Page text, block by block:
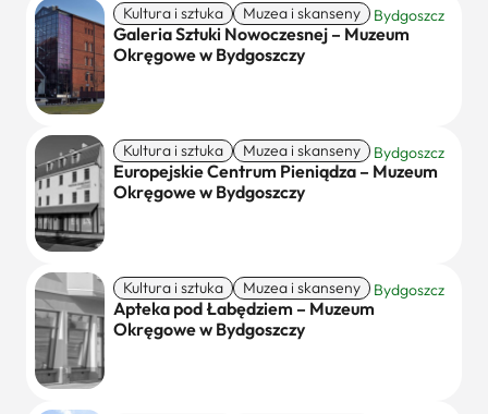
Kultura i sztuka Muzea i skanseny Bydgoszcz
Galeria Sztuki Nowoczesnej – Muzeum
Okręgowe w Bydgoszczy
Kultura i sztuka Muzea i skanseny Bydgoszcz
Europejskie Centrum Pieniądza – Muzeum
Okręgowe w Bydgoszczy
Kultura i sztuka Muzea i skanseny Bydgoszcz
Apteka pod Łabędziem – Muzeum
Okręgowe w Bydgoszczy